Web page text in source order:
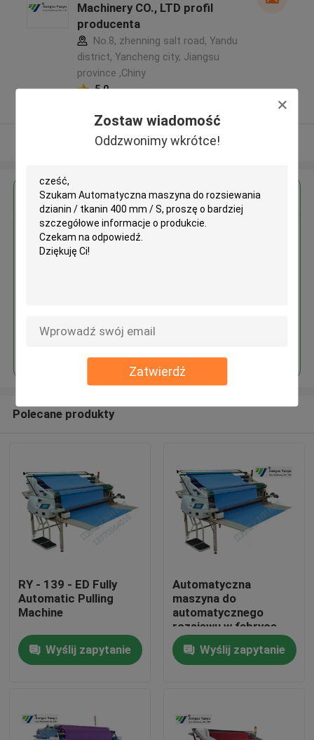
Zostaw wiadomość
Oddzwonimy wkrótce!
Zatwierdź
Dom
O nas
Machinery CO., LTD profil
producenta
No.8, zhenning salt road, Yandu
district, Yancheng city, Jiangsu
province ,Chiny
5.0
Zobacz więcej
Uzyskaj najlepszą cenę za
Automatyczna maszyna do
Polecane produkty
RY - 139 - ED Fully
Automatic Pulling
Machine
Wyślij zapytanie
Automatyczna
maszyna do
automatycznego
rozsiewu w fabryce
tkanin odzieżowych
Wyślij zapytanie